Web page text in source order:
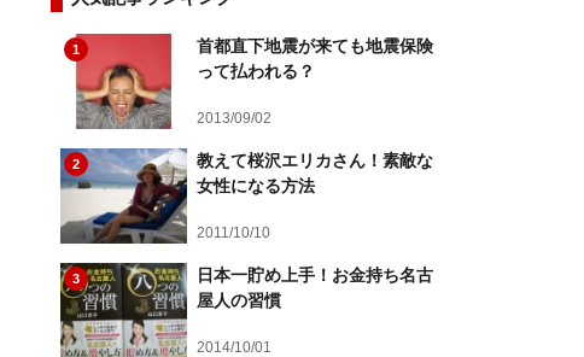
1
首都直下地震が来ても地震保険
って払われる？
2013/09/02
2
教えて桜沢エリカさん！素敵な
女性になる方法
2011/10/10
3
日本一貯め上手！お金持ち名古
屋人の習慣
2014/10/01